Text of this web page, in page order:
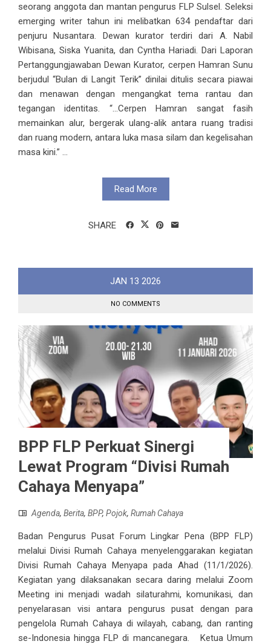
seorang anggota dan mantan pengurus FLP Sulsel. Seleksi
emerging writer tahun ini melibatkan 634 pendaftar dari
penjuru Nusantara. Dewan kurator terdiri dari A. Nabil
Wibisana, Siska Yuanita, dan Cyntha Hariadi. Dari Laporan
Pertanggungjawaban Dewan Kurator, cerpen Hamran Sunu
berjudul “Bulan di Langit Terik” dinilai ditulis secara piawai
dan menawan dengan mengangkat tema rantau dan
tegangan identitas. “...Cerpen Hamran sangat fasih
memainkan alur, bergerak ulang-alik antara ruang tradisi
dan ruang modern, antara luka masa silam dan kegelisahan
masa kini.” ...
Read More
SHARE
JAN 13 2026
NO COMMENTS
BPP FLP Perkuat Sinergi
Lewat Program “Divisi Rumah
Cahaya Menyapa”
Agenda, Berita, BPP, Pojok, Rumah Cahaya
Badan Pengurus Pusat Forum Lingkar Pena (BPP FLP)
melalui Divisi Rumah Cahaya menyelenggarakan kegiatan
Divisi Rumah Cahaya Menyapa pada Ahad (11/1/2026).
Kegiatan yang dilaksanakan secara daring melalui Zoom
Meeting ini menjadi wadah silaturahmi, komunikasi, dan
penyelarasan visi antara pengurus pusat dengan para
pengelola Rumah Cahaya di wilayah, cabang, dan ranting
se-Indonesia hingga FLP di mancanegara. Ketua Umum